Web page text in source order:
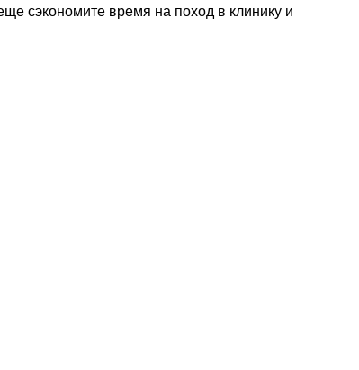
сэкономите время на поход в клинику и